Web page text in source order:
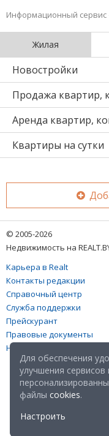
Информационный сервис
Жилая
Новостройки
Продажа квартир,
Аренда квартир,
Квартиры на сутки
© 2005-2026
Недвижимость на
Карьера в Realt
Контакты редакции
Справочный центр
Служба поддержки
Прейскурант
Правовые документы
Настройка файлов cookies
Для обеспечения
улучшения сервисов
файлы cookies.
Настроить